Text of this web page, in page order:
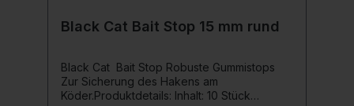
Black Cat Bait Stop 15 mm rund
Black Cat Bait Stop Robuste Gummistops
Zur Sicherung des Hakens am
Köder.Produktdetails: Inhalt: 10 Stück